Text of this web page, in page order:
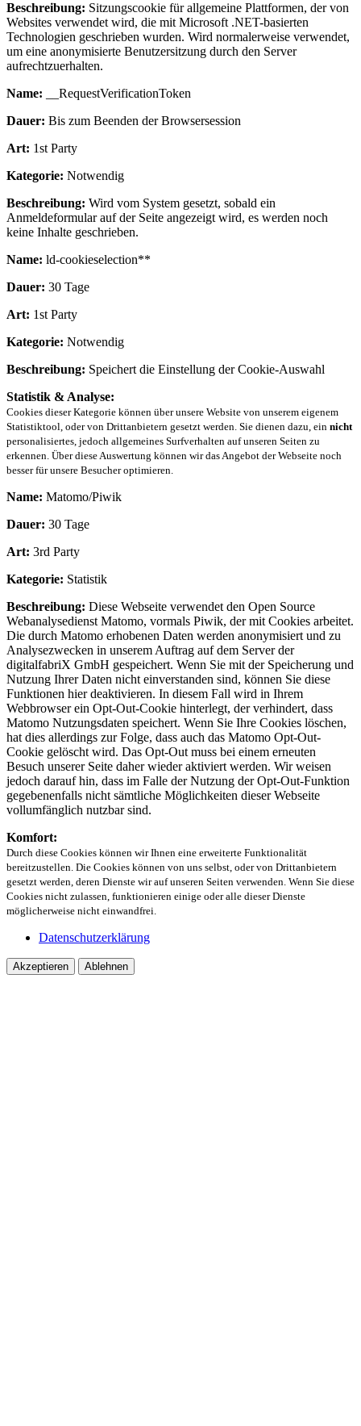
Beschreibung: Sitzungscookie für allgemeine Plattformen, der von
Websites verwendet wird, die mit Microsoft .NET-basierten
Technologien geschrieben wurden. Wird normalerweise verwendet,
um eine anonymisierte Benutzersitzung durch den Server
aufrechtzuerhalten.
Name: __RequestVerificationToken
Dauer: Bis zum Beenden der Browsersession
Art: 1st Party
Kategorie: Notwendig
Beschreibung: Wird vom System gesetzt, sobald ein
Anmeldeformular auf der Seite angezeigt wird, es werden noch
keine Inhalte geschrieben.
Name: ld-cookieselection**
Dauer: 30 Tage
Art: 1st Party
Kategorie: Notwendig
Beschreibung: Speichert die Einstellung der Cookie-Auswahl
Statistik & Analyse:
Cookies dieser Kategorie können über unsere Website von unserem eigenem
Statistiktool, oder von Drittanbietern gesetzt werden. Sie dienen dazu, ein nicht
personalisiertes, jedoch allgemeines Surfverhalten auf unseren Seiten zu
erkennen. Über diese Auswertung können wir das Angebot der Webseite noch
besser für unsere Besucher optimieren.
Name: Matomo/Piwik
Dauer: 30 Tage
Art: 3rd Party
Kategorie: Statistik
Beschreibung: Diese Webseite verwendet den Open Source
Webanalysedienst Matomo, vormals Piwik, der mit Cookies arbeitet.
Die durch Matomo erhobenen Daten werden anonymisiert und zu
Analysezwecken in unserem Auftrag auf dem Server der
digitalfabriX GmbH gespeichert. Wenn Sie mit der Speicherung und
Nutzung Ihrer Daten nicht einverstanden sind, können Sie diese
Funktionen hier deaktivieren. In diesem Fall wird in Ihrem
Webbrowser ein Opt-Out-Cookie hinterlegt, der verhindert, dass
Matomo Nutzungsdaten speichert. Wenn Sie Ihre Cookies löschen,
hat dies allerdings zur Folge, dass auch das Matomo Opt-Out-
Cookie gelöscht wird. Das Opt-Out muss bei einem erneuten
Besuch unserer Seite daher wieder aktiviert werden. Wir weisen
jedoch darauf hin, dass im Falle der Nutzung der Opt-Out-Funktion
gegebenenfalls nicht sämtliche Möglichkeiten dieser Webseite
vollumfänglich nutzbar sind.
Komfort:
Durch diese Cookies können wir Ihnen eine erweiterte Funktionalität
bereitzustellen. Die Cookies können von uns selbst, oder von Drittanbietern
gesetzt werden, deren Dienste wir auf unseren Seiten verwenden. Wenn Sie diese
Cookies nicht zulassen, funktionieren einige oder alle dieser Dienste
möglicherweise nicht einwandfrei.
Datenschutzerklärung
Akzeptieren Ablehnen